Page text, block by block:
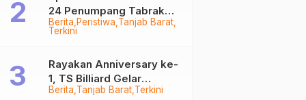
Berita Peristiwa Tanjab Barat
Terkini
24 Penumpang Tabrak
Togok di Kuala Tungkal,
Berita Tanjab Barat Terkini
Rayakan Anniversary ke-
1, TS Billiard Gelar
Turnamen 9 Ball